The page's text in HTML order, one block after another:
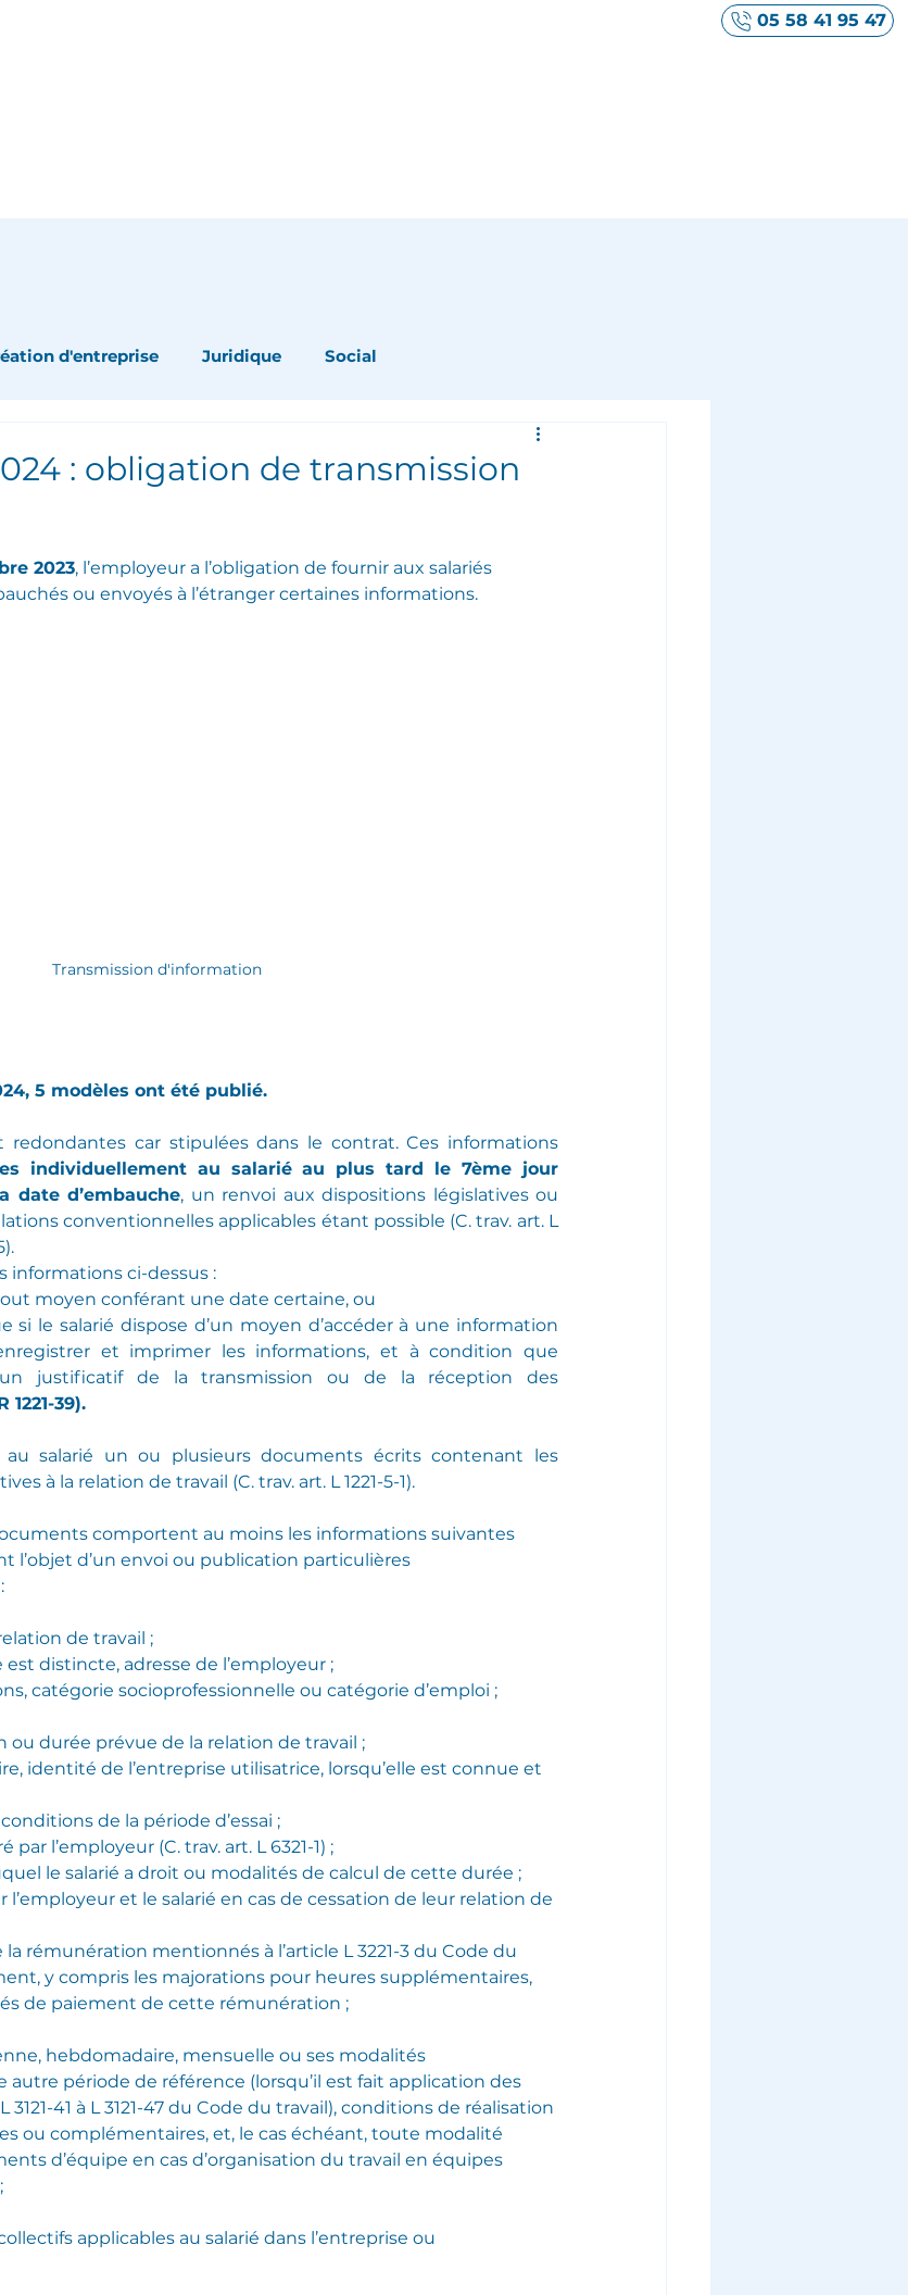
05 58 41 95 47
d'entreprise Juridique Social
: obligation de transmission
2023, l’employeur a l’obligation de fournir aux salariés
ou envoyés à l’étranger certaines informations.
Transmission d'information
5 modèles ont été publié.
redondantes car stipulées dans le contrat. Ces informations
individuellement au salarié au plus tard le 7ème jour
date d’embauche, un renvoi aux dispositions législatives ou
conventionnelles applicables étant possible (C. trav. art. L
informations ci-dessus :
moyen conférant une date certaine, ou
si le salarié dispose d’un moyen d’accéder à une information
et imprimer les informations, et à condition que
un justificatif de la transmission ou de la réception des
1221-39).
au salarié un ou plusieurs documents écrits contenant les
à la relation de travail (C. trav. art. L 1221-5-1).
comportent au moins les informations suivantes
l’objet d’un envoi ou publication particulières
de travail ;
est distincte, adresse de l’employeur ;
catégorie socioprofessionnelle ou catégorie d’emploi ;
ou durée prévue de la relation de travail ;
identité de l’entreprise utilisatrice, lorsqu’elle est connue et
de la période d’essai ;
l’employeur (C. trav. art. L 6321-1) ;
le salarié a droit ou modalités de calcul de cette durée ;
l’employeur et le salarié en cas de cessation de leur relation de
rémunération mentionnés à l’article L 3221-3 du Code du
y compris les majorations pour heures supplémentaires,
de paiement de cette rémunération ;
hebdomadaire, mensuelle ou ses modalités
autre période de référence (lorsqu’il est fait application des
41 à L 3121-47 du Code du travail), conditions de réalisation
ou complémentaires, et, le cas échéant, toute modalité
d’équipe en cas d’organisation du travail en équipes
applicables au salarié dans l’entreprise ou